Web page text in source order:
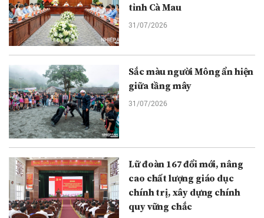
tỉnh Cà Mau
31/07/2026
Sắc màu người Mông ẩn hiện
giữa tầng mây
31/07/2026
Lữ đoàn 167 đổi mới, nâng
cao chất lượng giáo dục
chính trị, xây dựng chính
quy vững chắc